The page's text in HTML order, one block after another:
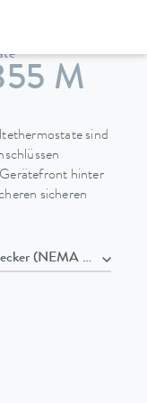
M
sind
hinter
sicheren
mit Stecker (NEMA 5-20P)